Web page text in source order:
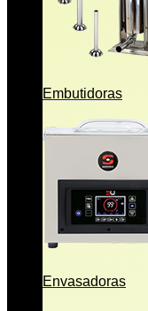
Embutidoras
Envasadoras